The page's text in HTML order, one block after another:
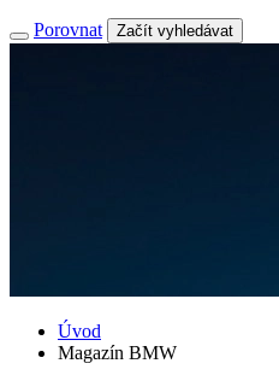
Porovnat Začít vyhledávat
Úvod
Magazín BMW